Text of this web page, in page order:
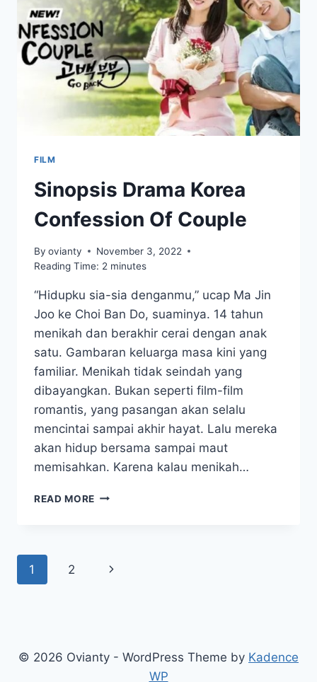
MELAWAN
SINDIKAT
PERDAGANGAN
SATWA
LANGKA
FILM
Sinopsis Drama Korea
Confession Of Couple
By ovianty
November 3, 2022
Reading Time: 2 minutes
“Hidupku sia-sia denganmu,” ucap Ma Jin
Joo ke Choi Ban Do, suaminya. 14 tahun
menikah dan berakhir cerai dengan anak
satu. Gambaran keluarga masa kini yang
familiar. Menikah tidak seindah yang
dibayangkan. Bukan seperti film-film
romantis, yang pasangan akan selalu
mencintai sampai akhir hayat. Lalu mereka
akan hidup bersama sampai maut
memisahkan. Karena kalau menikah…
READ MORE SINOPSIS
COUPLE
Page
1 2
Next
© 2026 Ovianty - WordPress Theme by Kadence
WP